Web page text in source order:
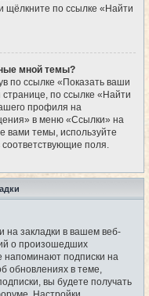
щёлкните по ссылке «Найти
мной темы?
по ссылке «Показать ваши
по ссылке «Найти
профиля на
в меню «Ссылки» на
вами темы, используйте
поля.
на закладки в вашем веб-
о произошедших
напоминают подписки на
обновлениях в теме,
вы будете получать